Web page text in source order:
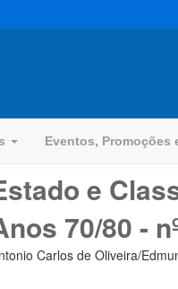
Eventos, Promoções
e
70/80 -
Carlos de Oliveira/